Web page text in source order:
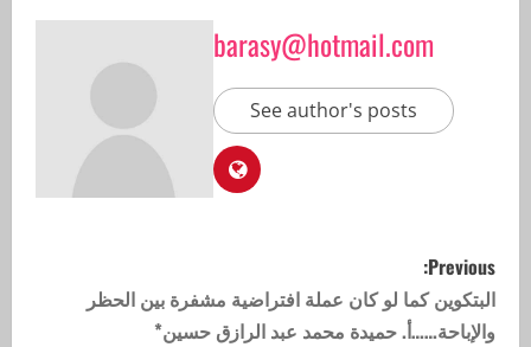
barasy@hotmail.com
See author's posts
Previous:
البتكوين كما لو كان عملة افتراضية مشفرة بين الحظر
والإباحة……أ. حميدة محمد عبد الرازق حسين*